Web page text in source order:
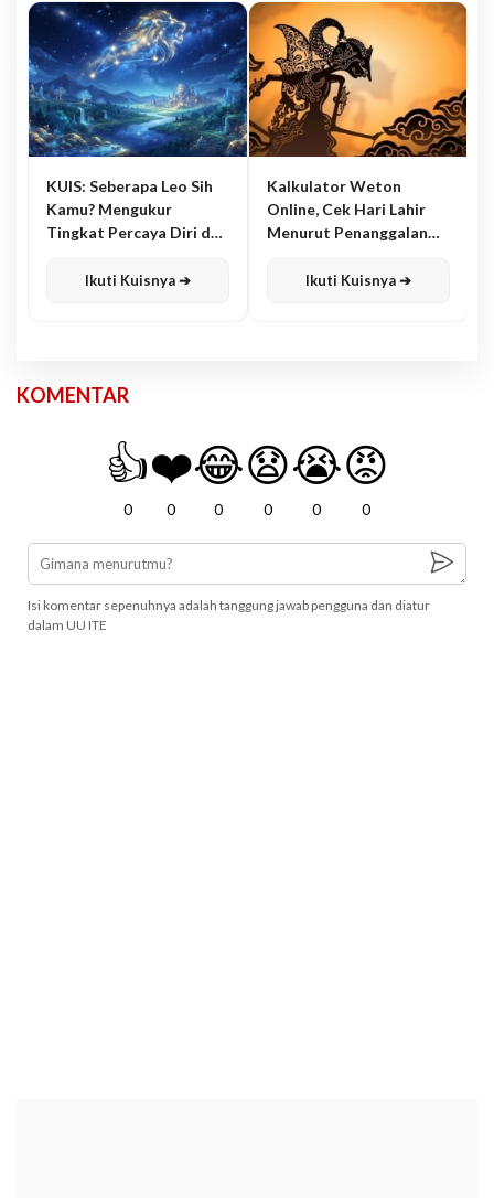
KUIS: Seberapa Leo Sih
Kamu? Mengukur
Tingkat Percaya Diri dan
Ikuti Kuisnya ➔
Kalkulator Weton
Online, Cek Hari Lahir
Menurut Penanggalan
Ikuti Kuisnya ➔
KOMENTAR
👍
0
❤️
0
😂
0
😧
0
😭
0
😡
0
Isi komentar sepenuhnya adalah tanggung jawab pengguna dan diatur
dalam UU ITE